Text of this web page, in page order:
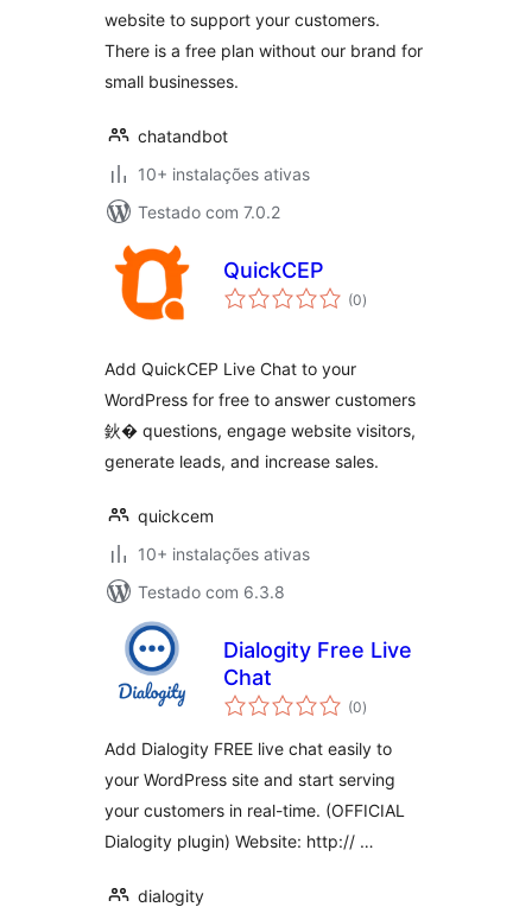
website to support your customers.
There is a free plan without our brand for
small businesses.
chatandbot
10+ instalações ativas
Testado com 7.0.2
QuickCEP
(0avaliações
totais
)
Add QuickCEP Live Chat to your
WordPress for free to answer customers
鈥� questions, engage website visitors,
generate leads, and increase sales.
quickcem
10+ instalações ativas
Testado com 6.3.8
Dialogity Free Live
Chat
(0avaliações
totais
)
Add Dialogity FREE live chat easily to
your WordPress site and start serving
your customers in real-time. (OFFICIAL
Dialogity plugin) Website: http:// …
dialogity